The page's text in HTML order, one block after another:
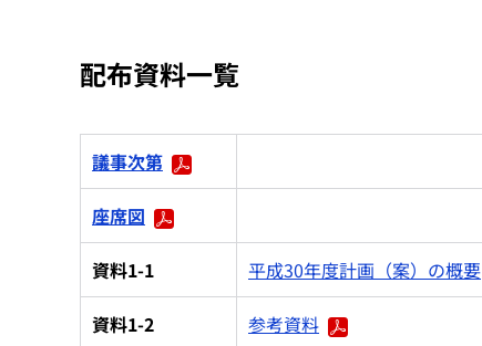
配布資料一覧
議事次第
座席図
資料1-1 平成30年度計画（案）の概要
資料1-2 参考資料